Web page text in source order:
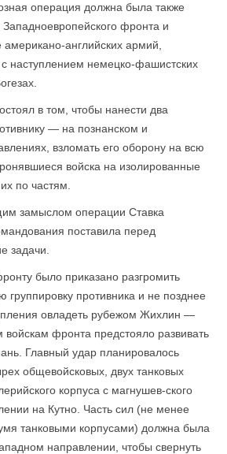
операция должна была также
Западноевропейского фронта и
американо-английских армий,
наступлением немецко-фашистских
в том, чтобы нанести два
— на познанском и
взломать его оборону на всю
войска на изолированные
по частям.
замыслом операции Ставка
поставила перед
задачи.
было приказано разгромить
группировку противника и не позднее
овладеть рубежом Жихлин —
фронта предстояло развивать
Главный удар планировалось
обще­войсковых, двух танковых
корпуса с магнушев-ского
на Кутно. Часть сил (не менее
танковыми корпусами) должна была
направлении, чтобы свернуть